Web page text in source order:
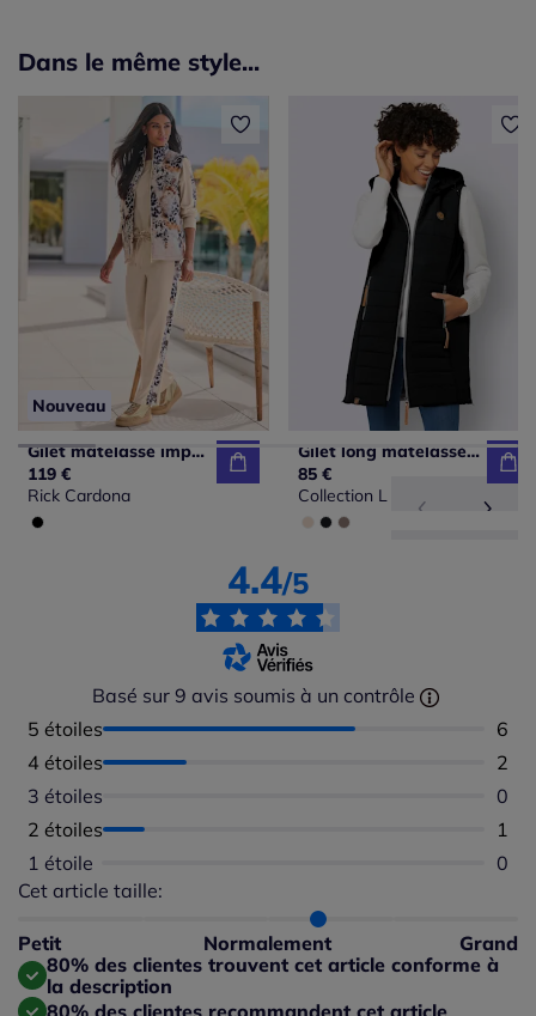
Dans le même style...
Nouveau
Gilet matelassé imprimé mode
119 €
Rick Cardona
Gilet long matelassé avec col montant et capuche amovible
85 €
Collection L
4.4/5
Basé sur 9 avis soumis à un contrôle
5 étoiles
6
4 étoiles
2
3 étoiles
0
2 étoiles
1
1 étoile
0
Cet article taille:
Petit Normalement Grand
Répartition du taillant selon les avis clients
Taille grand : 20%
80% des clientes trouvent cet article conforme à
la description
80% des clientes recommandent cet article